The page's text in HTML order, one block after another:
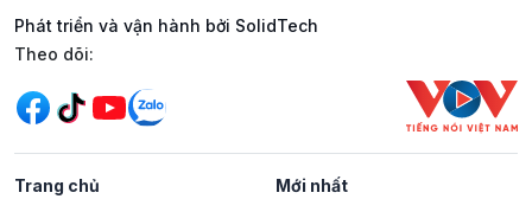
Phát triển và vận hành bởi SolidTech
Mạng xã hội
Theo dõi:
Trang chủ Mới nhất